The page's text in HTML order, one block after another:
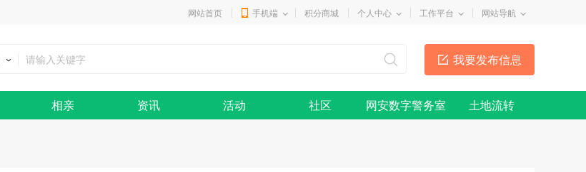
网站首页 手机端 积分商城 个人中心 工作平台 网站导航
我要发布信息
相亲 资讯 活动 社区 网安数字警务室 土地流转